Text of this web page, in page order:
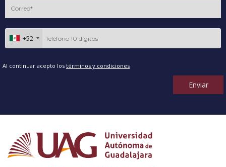
+52
Al continuar acepto los términos y condiciones
Enviar